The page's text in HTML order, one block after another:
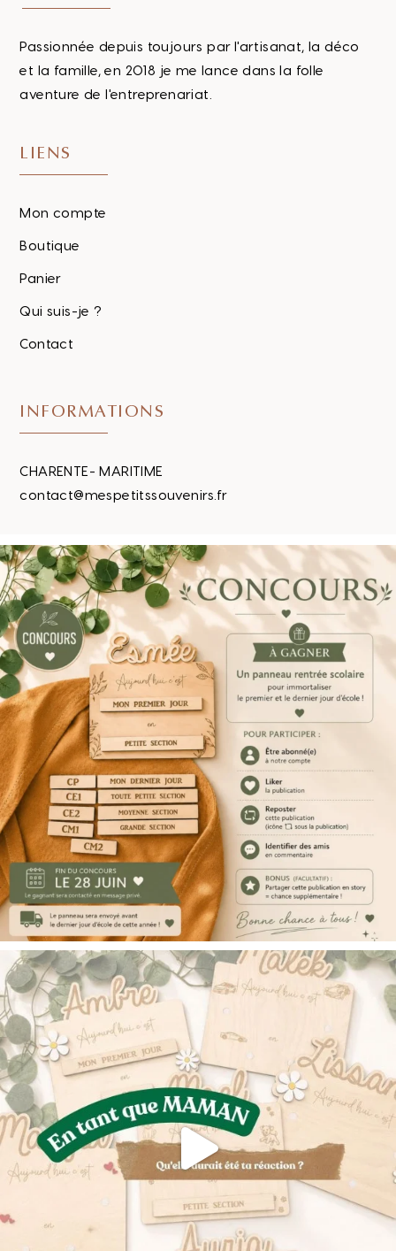
Passionnée depuis toujours par l'artisanat, la déco
et la famille, en 2018 je me lance dans la folle
aventure de l'entreprenariat.
LIENS
Mon compte
Boutique
Panier
Qui suis-je ?
Contact
INFORMATIONS
CHARENTE- MARITIME
contact@mespetitssouvenirs.fr